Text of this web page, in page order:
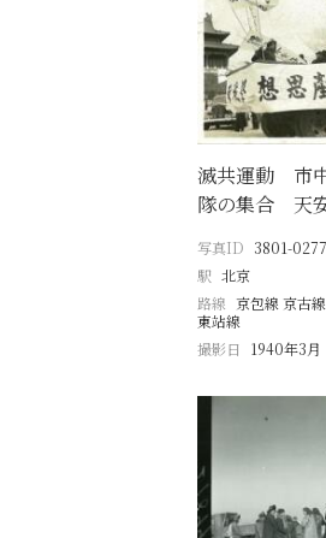
滅共運動 市
隊の集合 天
写真ID 3801-
駅 北京
路線 京包線 京古
東站線
撮影日
1940年3月